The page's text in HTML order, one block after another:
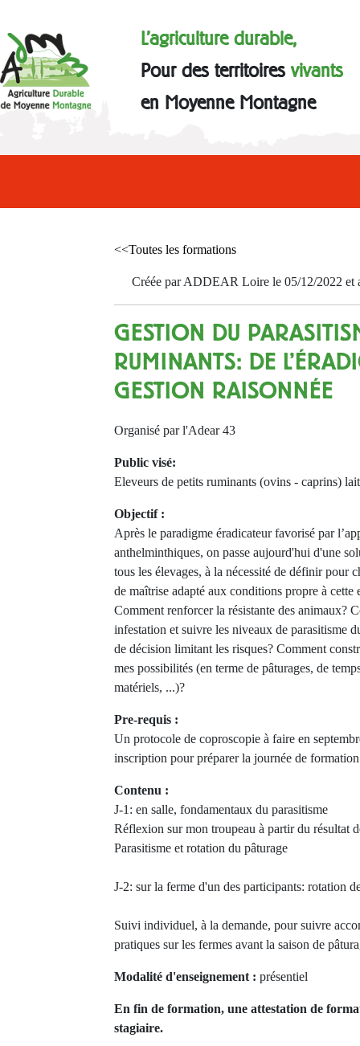
L'agriculture durable,
Pour des territoiresvivants
en Moyenne Montagne
<<Toutes les formations
Créée par ADDEAR Loire le 05/12/2022 et
GESTION DU
RUMINANTS: DE
GESTION RAISONNÉE
Organisé par l'Adear 43
Public visé:
Eleveurs de petits ruminants (ovins - caprins)
Objectif :
Après le paradigme éradicateur favorisé par
anthelminthiques, on passe aujourd'hui d'une
tous les élevages, à la nécessité de définir pour
de maîtrise adapté aux conditions propre à cette
Comment renforcer la résistante des animaux?
infestation et suivre les niveaux de parasitisme
de décision limitant les risques? Comment
mes possibilités (en terme de pâturages, de
matériels, ...)?
Pre-requis :
Un protocole de coproscopie à faire en
inscription pour préparer la journée de formation
Contenu :
J-1: en salle, fondamentaux du parasitisme
Réflexion sur mon troupeau à partir du résultat
Parasitisme et rotation du pâturage
J-2: sur la ferme d'un des participants: rotation
Suivi individuel, à la demande, pour suivre
pratiques sur les fermes avant la saison de
Modalité d'enseignement : présentiel
En fin de formation, une attestation de
stagiaire.